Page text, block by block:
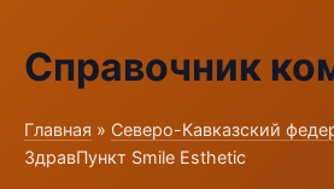
Справочник
Главная » Северо-Кавказский
ЗдравПункт Smile Esthetic